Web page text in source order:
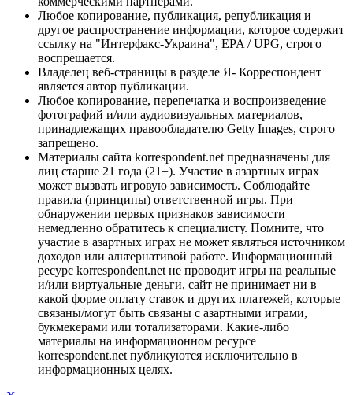
Любое копирование, публикация, републикация и
другое распространение информации, которое содержит
ссылку на "Интерфакс-Украина", EPA / UPG, строго
воспрещается.
Владелец веб-страницы в разделе Я- Корреспондент
является автор публикации.
Любое копирование, перепечатка и воспроизведение
фотографий и/или аудиовизуальных материалов,
принадлежащих правообладателю Getty Images, строго
запрещено.
Материалы сайта korrespondent.net предназначены для
лиц старше 21 года (21+). Участие в азартных играх
может вызвать игровую зависимость. Соблюдайте
правила (принципы) ответственной игры. При
обнаружении первых признаков зависимости
немедленно обратитесь к специалисту. Помните, что
участие в азартных играх не может являться источником
доходов или альтернативой работе. Информационный
ресурс korrespondent.net не проводит игры на реальные
и/или виртуальные деньги, сайт не принимает ни в
какой форме оплату ставок и других платежей, которые
связаны/могут быть связаны с азартными играми,
букмекерами или тотализаторами. Какие-либо
материалы на информационном ресурсе
korrespondent.net публикуются исключительно в
информационных целях.